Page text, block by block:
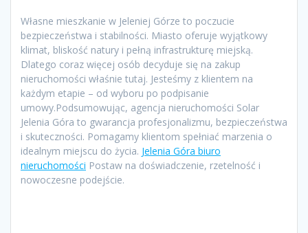
Własne mieszkanie w Jeleniej Górze to poczucie
bezpieczeństwa i stabilności. Miasto oferuje wyjątkowy
klimat, bliskość natury i pełną infrastrukturę miejską.
Dlatego coraz więcej osób decyduje się na zakup
nieruchomości właśnie tutaj. Jesteśmy z klientem na
każdym etapie – od wyboru po podpisanie
umowy.Podsumowując, agencja nieruchomości Solar
Jelenia Góra to gwarancja profesjonalizmu, bezpieczeństwa
i skuteczności. Pomagamy klientom spełniać marzenia o
idealnym miejscu do życia. Jelenia Góra biuro
nieruchomości Postaw na doświadczenie, rzetelność i
nowoczesne podejście.